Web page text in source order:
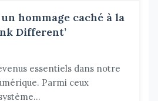
hommage caché à la
Different’
essentiels dans notre
Parmi ceux